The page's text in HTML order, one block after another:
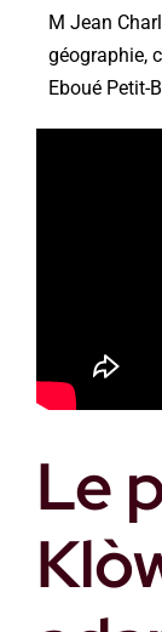
M Jean
géographie,
Eboué Petit-
Le